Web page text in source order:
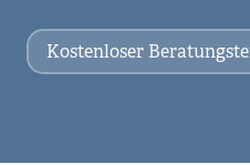
Kostenloser